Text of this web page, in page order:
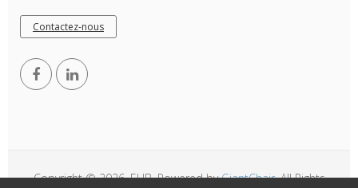
Contactez-nous
Copyright © 2026, EUB. Powered byGiantChair. All Rights